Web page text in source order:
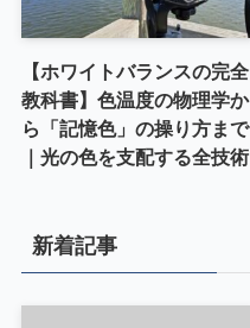
【ホワイトバランスの完全
教科書】色温度の物理学か
ら「記憶色」の操り方まで
｜光の色を支配する全技術
新着記事